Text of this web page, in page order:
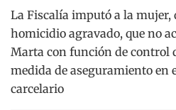
La Fiscalía imputó a la mujer,
homicidio agravado, que no
Marta con función de control
medida de aseguramiento en
carcelario